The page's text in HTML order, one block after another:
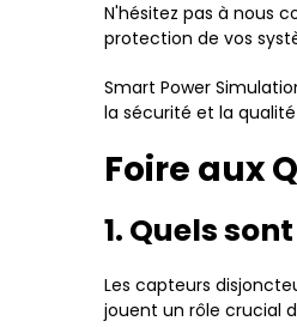
N'hésitez pas à nous
protection de vos
Smart Power
la sécurité et la
Foire aux
1. Quels
Les capteurs
jouent un rôle crucial